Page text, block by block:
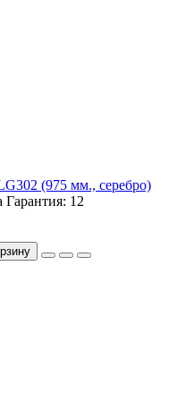
(975 мм., серебро)
Гарантия: 12